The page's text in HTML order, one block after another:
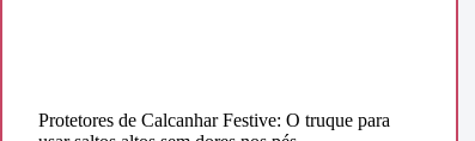
Protetores de Calcanhar Festive: O truque para